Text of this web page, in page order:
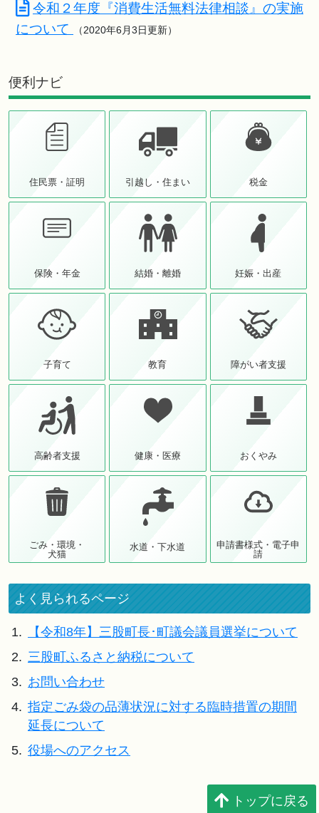
令和２年度『消費生活無料法律相談』の実施
について
（2020年6月3日更新）
便利ナビ
住民票・証明 引越し・住まい 税金
保険・年金 結婚・離婚 妊娠・出産
子育て 教育 障がい者支援
高齢者支援 健康・医療 おくやみ
ごみ・環境・
犬猫
水道・下水道
申請書様式・電子申
請
よく見られるページ
1.
【令和8年】三股町長･町議会議員選挙について
2. 三股町ふるさと納税について
3. お問い合わせ
4. 指定ごみ袋の品薄状況に対する臨時措置の期間
延長について
5. 役場へのアクセス
トップに戻る